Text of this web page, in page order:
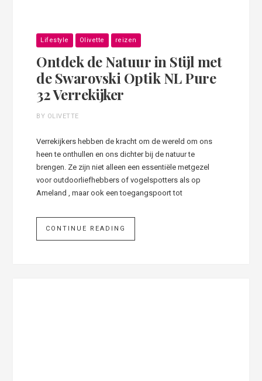
Lifestyle Olivette reizen
Ontdek de Natuur in Stijl met
de Swarovski Optik NL Pure
32 Verrekijker
BY OLIVETTE
Verrekijkers hebben de kracht om de wereld om ons
heen te onthullen en ons dichter bij de natuur te
brengen. Ze zijn niet alleen een essentiële metgezel
voor outdoorliefhebbers of vogelspotters als op
Ameland , maar ook een toegangspoort tot
CONTINUE READING